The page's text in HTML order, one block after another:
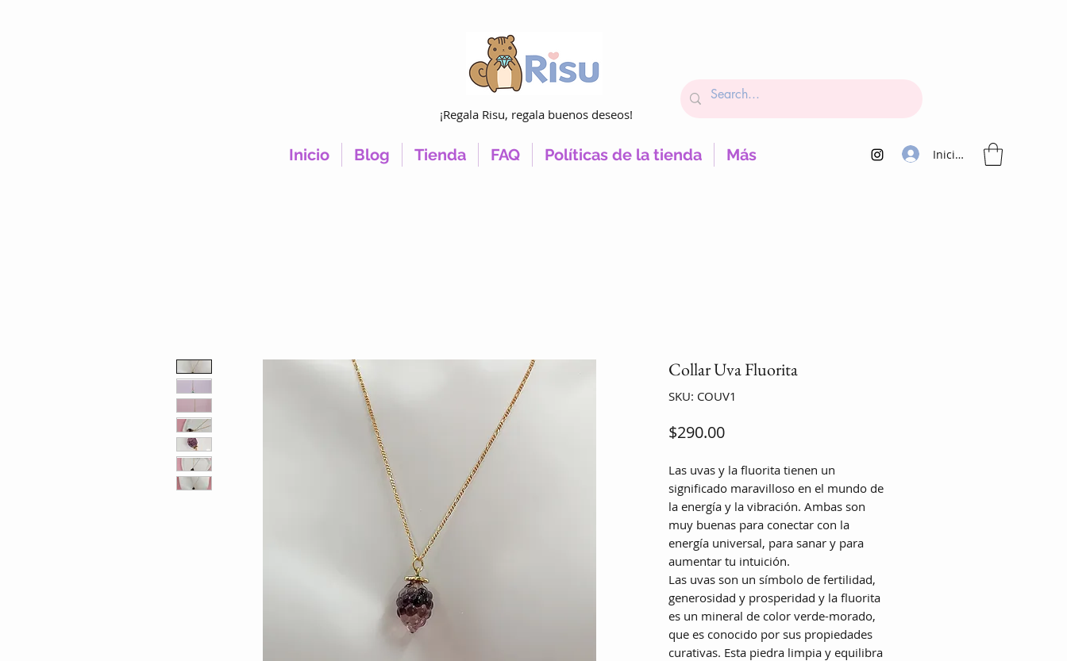
¡Regala Risu, regala buenos deseos!
Inicio Blog Tienda FAQ Políticas de la tienda Más Iniciar sesión
Collar Uva Fluorita
SKU: COUV1
$290.00Precio
Las uvas y la fluorita tienen un
significado maravilloso en el mundo de
la energía y la vibración. Ambas son
muy buenas para conectar con la
energía universal, para sanar y para
aumentar tu intuición.
Las uvas son un símbolo de fertilidad,
generosidad y prosperidad y la fluorita
es un mineral de color verde-morado,
que es conocido por sus propiedades
curativas. Esta piedra limpia y equilibra